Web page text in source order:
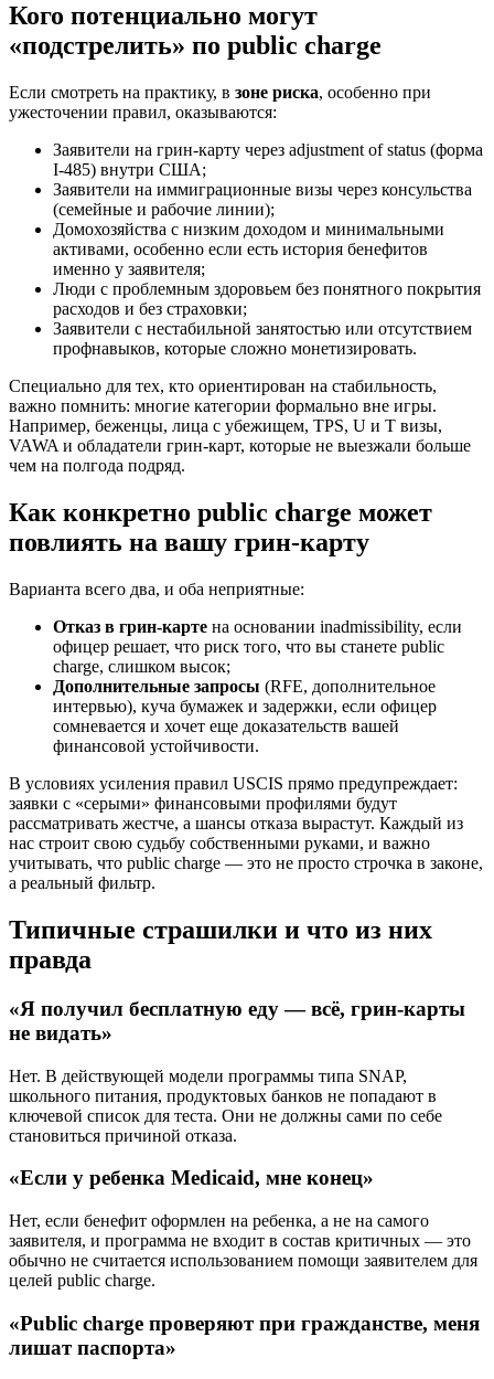
Кого потенциально могут
«подстрелить» по public charge
Если смотреть на практику, в зоне риска, особенно при
ужесточении правил, оказываются:
Заявители на грин-карту через adjustment of status (форма
I-485) внутри США;
Заявители на иммиграционные визы через консульства
(семейные и рабочие линии);
Домохозяйства с низким доходом и минимальными
активами, особенно если есть история бенефитов
именно у заявителя;
Люди с проблемным здоровьем без понятного покрытия
расходов и без страховки;
Заявители с нестабильной занятостью или отсутствием
профнавыков, которые сложно монетизировать.
Специально для тех, кто ориентирован на стабильность,
важно помнить: многие категории формально вне игры.
Например, беженцы, лица с убежищем, TPS, U и T визы,
VAWA и обладатели грин-карт, которые не выезжали больше
чем на полгода подряд.
Как конкретно public charge может
повлиять на вашу грин-карту
Варианта всего два, и оба неприятные:
Отказ в грин-карте на основании inadmissibility, если
офицер решает, что риск того, что вы станете public
charge, слишком высок;
Дополнительные запросы (RFE, дополнительное
интервью), куча бумажек и задержки, если офицер
сомневается и хочет еще доказательств вашей
финансовой устойчивости.
В условиях усиления правил USCIS прямо предупреждает:
заявки с «серыми» финансовыми профилями будут
рассматривать жестче, а шансы отказа вырастут. Каждый из
нас строит свою судьбу собственными руками, и важно
учитывать, что public charge — это не просто строчка в законе,
а реальный фильтр.
Типичные страшилки и что из них
правда
«Я получил бесплатную еду — всё, грин-карты
не видать»
Нет. В действующей модели программы типа SNAP,
школьного питания, продуктовых банков не попадают в
ключевой список для теста. Они не должны сами по себе
становиться причиной отказа.
«Если у ребенка Medicaid, мне конец»
Нет, если бенефит оформлен на ребенка, а не на самого
заявителя, и программа не входит в состав критичных — это
обычно не считается использованием помощи заявителем для
целей public charge.
«Public charge проверяют при гражданстве, меня
лишат паспорта»